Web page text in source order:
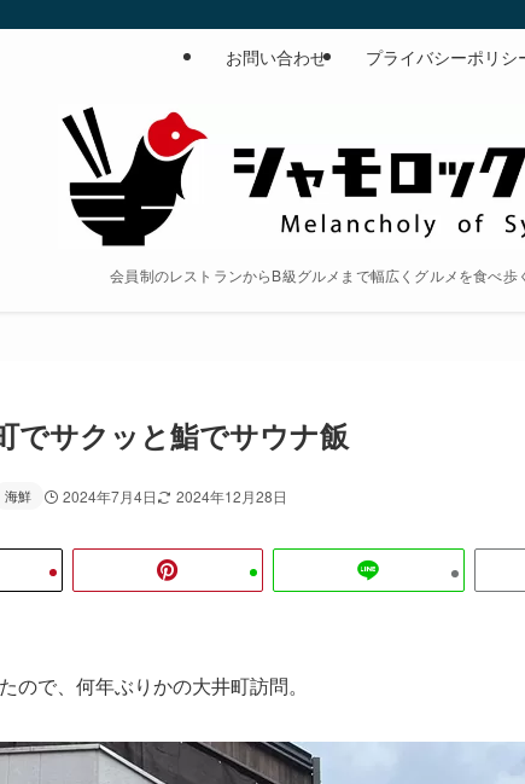
会員制のレストランからB級グルメまで幅広くグルメを食べ歩
お問い合わせ プライバシーポリシ
でサクッと鮨でサウナ飯
海鮮 2024年7月4日 2024年12月28日
ので、何年ぶりかの大井町訪問。